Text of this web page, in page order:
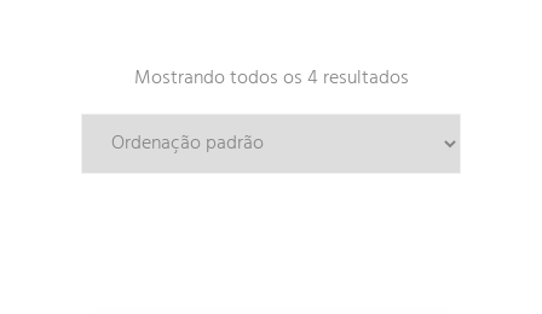
Mostrando todos os 4 resultados